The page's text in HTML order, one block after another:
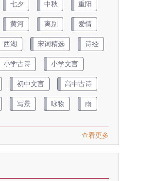
七夕 中秋 重阳
黄河 离别 爱情
西湖 宋词精选 诗经
小学古诗 小学文言
初中文言 高中古诗
写景 咏物 雨
查看更多